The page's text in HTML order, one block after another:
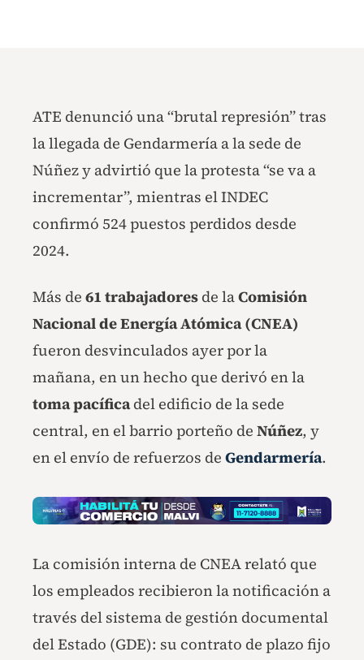
ATE denunció una “brutal represión” tras
la llegada de Gendarmería a la sede de
Núñez y advirtió que la protesta “se va a
incrementar”, mientras el INDEC
confirmó 524 puestos perdidos desde
2024.
Más de 61 trabajadores de laComisión
Nacional de Energía Atómica (CNEA)
fueron desvinculados ayer por la
mañana, en un hecho que derivó en la
toma pacíficadel edificio de la sede
central, en el barrio porteño de Núñez, y
en el envío de refuerzos de Gendarmería.
La comisión interna de CNEA relató que
los empleados recibieron la notificación a
través del sistema de gestión documental
del Estado (GDE): su contrato de plazo fijo